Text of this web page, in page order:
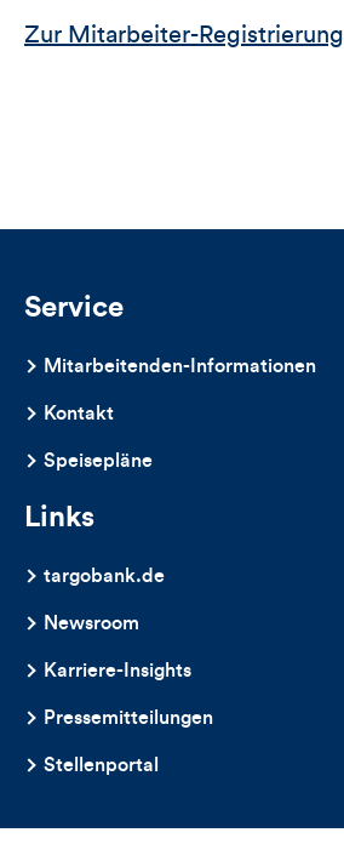
Zur Mitarbeiter-Registrierung
Service
Mitarbeitenden-Informationen
Kontakt
Speisepläne
Links
targobank.de
Newsroom
Karriere-Insights
Pressemitteilungen
Stellenportal